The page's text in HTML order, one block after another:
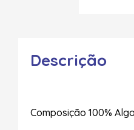
Descrição
Composição 100%